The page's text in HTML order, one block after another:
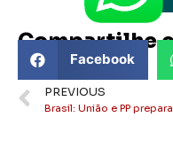
Compartilhe
Facebook
PREVIOUS